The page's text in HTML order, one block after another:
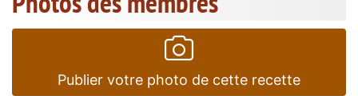
Publier votre photo de cette recette